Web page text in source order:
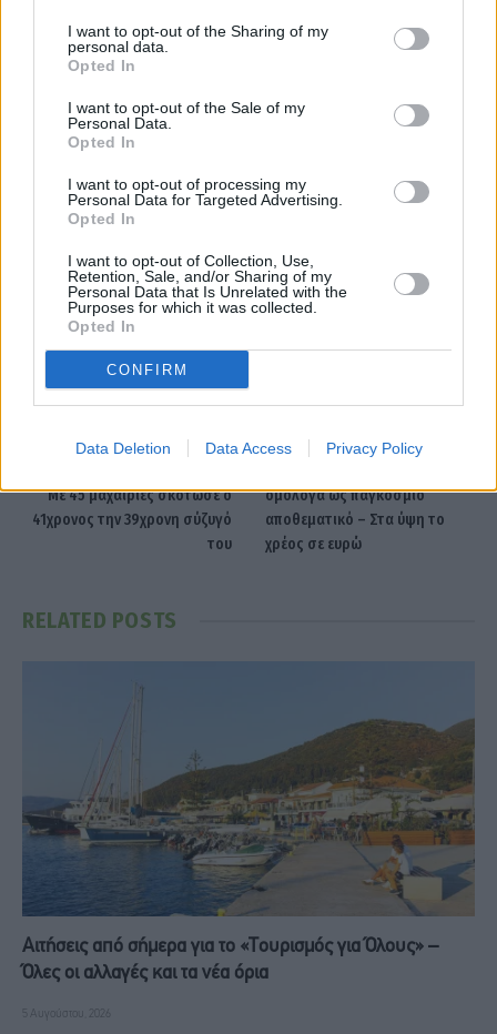
I want to opt-out of the Sharing of my
personal data.
Opted In
I want to opt-out of the Sale of my
Personal Data.
Opted In
I want to opt-out of processing my
Personal Data for Targeted Advertising.
Opted In
I want to opt-out of Collection, Use,
Retention, Sale, and/or Sharing of my
Personal Data that Is Unrelated with the
Purposes for which it was collected.
Opted In
CONFIRM
Data Deletion Data Access Privacy Policy
FacebookTwitter
Στοιχεία-σοκ για τη
Με 45 μαχαιριές σκότωσε ο
41χρονος την 39χρονη σύζυγό
του
Ιστορική ανατροπή: Ο χρυσός
ομόλογα ως παγκόσμιο
αποθεματικό – Στα ύψη το
χρέος σε ευρώ
RELATED POSTS
Αιτήσεις από σήμερα για το «Τουρισμός για Όλους» –
Όλες οι αλλαγές και τα νέα όρια
5 Αυγούστου, 2026